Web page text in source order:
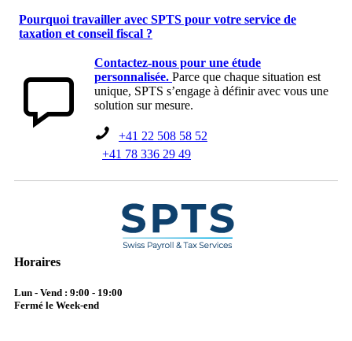
Pourquoi travailler avec SPTS pour votre service de
taxation et conseil fiscal ?
Contactez-nous pour une étude
personnalisée. Parce que chaque situation est
unique, SPTS s’engage à définir avec vous une
solution sur mesure.
+41 22 508 58 52
+41 78 336 29 49
Horaires
Lun - Vend : 9:00 - 19:00
Fermé le Week-end